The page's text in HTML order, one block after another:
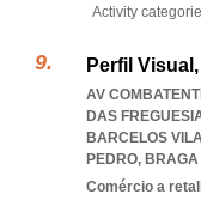
Activity
Perfil
AV
DAS
BARCELOS
PEDRO, BRAGA
Comércio a